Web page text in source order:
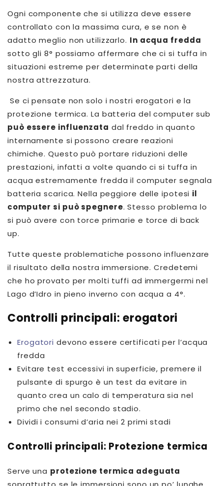
Ogni componente che si utilizza deve essere
controllato con la massima cura, e se non è
adatto meglio non utilizzarlo. In acqua fredda
sotto gli 8° possiamo affermare che ci si tuffa in
situazioni estreme per determinate parti della
nostra attrezzatura.
Se ci pensate non solo i nostri erogatori e la
protezione termica. La batteria del computer sub
può essere influenzata dal freddo in quanto
internamente si possono creare reazioni
chimiche. Questo può portare riduzioni delle
prestazioni, infatti a volte quando ci si tuffa in
acqua estremamente fredda il computer segnala
batteria scarica. Nella peggiore delle ipotesi il
computer si può spegnere. Stesso problema lo
si può avere con torce primarie e torce di back
up.
Tutte queste problematiche possono influenzare
il risultato della nostra immersione. Credetemi
che ho provato per molti tuffi ad immergermi nel
Lago d’Idro in pieno inverno con acqua a 4°.
Controlli principali: erogatori
Erogatori devono essere certificati per l’acqua
fredda
Evitare test eccessivi in superficie, premere il
pulsante di spurgo è un test da evitare in
quanto crea un calo di temperatura sia nel
primo che nel secondo stadio.
Dividi i consumi d’aria nei 2 primi stadi
Controlli principali: Protezione termica
Serve una protezione termica adeguata